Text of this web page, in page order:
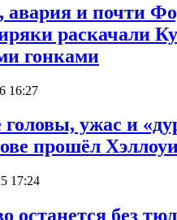
авария и почти
раскачали
гонками
16:27
ужас и
прошёл
17:24
останется без